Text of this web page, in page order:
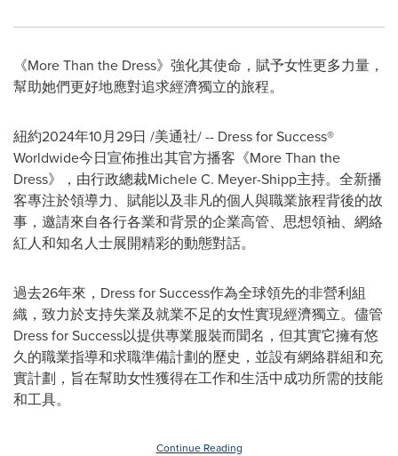
《More Than the Dress》強化其使命，賦予女性更多力量，
幫助她們更好地應對追求經濟獨立的旅程。
紐約2024年10月29日 /美通社/ -- Dress for Success®
Worldwide今日宣佈推出其官方播客《More Than the
Dress》，由行政總裁Michele C. Meyer-Shipp主持。全新播
客專注於領導力、賦能以及非凡的個人與職業旅程背後的故
事，邀請來自各行各業和背景的企業高管、思想領袖、網絡
紅人和知名人士展開精彩的動態對話。
過去26年來，Dress for Success作為全球領先的非營利組
織，致力於支持失業及就業不足的女性實現經濟獨立。儘管
Dress for Success以提供專業服裝而聞名，但其實它擁有悠
久的職業指導和求職準備計劃的歷史，並設有網絡群組和充
實計劃，旨在幫助女性獲得在工作和生活中成功所需的技能
和工具。
Continue Reading